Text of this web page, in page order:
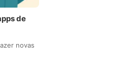
de
novas